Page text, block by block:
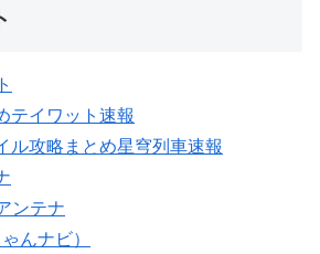
テイワット速報
ル攻略まとめ星穹列車速報
ンテナ
んナビ）